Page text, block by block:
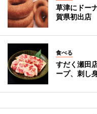
草津にドー
賀県初出店
食べる
すだく瀬田
ープ、刺し